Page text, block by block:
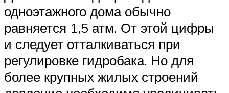
одноэтажного дома обычно
равняется 1,5 атм. От этой цифры
и следует отталкиваться при
регулировке гидробака. Но для
более крупных жилых строений